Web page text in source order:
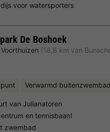
voor watersporters
De Boshoek
Voorthuizen (18,8 km van
Verwarmd buitenzwembad
van Julianatoren
en tennisbaan!
zwembad